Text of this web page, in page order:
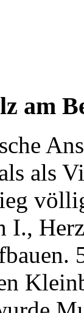
am
als